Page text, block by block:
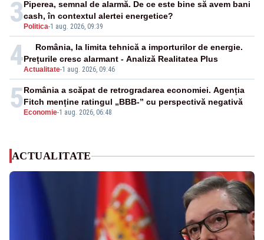
3 Politica-1 aug. 2026, 09:39
Piperea, semnal de alarmă. De ce este bine să avem bani
cash, în contextul alertei energetice?
4Actualitate-1 aug. 2026, 09:46
România, la limita tehnică a importurilor de energie.
Prețurile cresc alarmant - Analiză Realitatea Plus
5 Economie-1 aug. 2026, 06:48
România a scăpat de retrogradarea economiei. Agenția
Fitch menține ratingul „BBB-” cu perspectivă negativă
ACTUALITATE